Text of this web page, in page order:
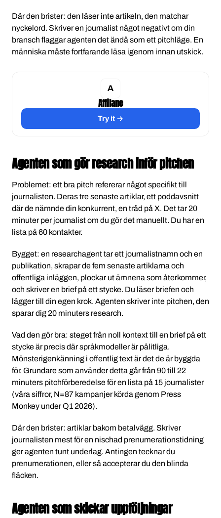
Där den brister: den läser inte artikeln, den matchar
nyckelord. Skriver en journalist något negativt om din
bransch flaggar agenten det ändå som ett pitchläge. En
människa måste fortfarande läsa igenom innan utskick.
Affilane
Try it →
Agenten som gör research inför pitchen
Problemet: ett bra pitch refererar något specifikt till
journalisten. Deras tre senaste artiklar, ett poddavsnitt
där de nämnde din konkurrent, en tråd på X. Det tar 20
minuter per journalist om du gör det manuellt. Du har en
lista på 60 kontakter.
Bygget: en researchagent tar ett journalistnamn och en
publikation, skrapar de fem senaste artiklarna och
offentliga inläggen, plockar ut ämnena som återkommer,
och skriver en brief på ett stycke. Du läser briefen och
lägger till din egen krok. Agenten skriver inte pitchen, den
sparar dig 20 minuters research.
Vad den gör bra: steget från noll kontext till en brief på ett
stycke är precis där språkmodeller är pålitliga.
Mönsterigenkänning i offentlig text är det de är byggda
för. Grundare som använder detta går från 90 till 22
minuters pitchförberedelse för en lista på 15 journalister
(våra siffror, N=87 kampanjer körda genom Press
Monkey under Q1 2026).
Där den brister: artiklar bakom betalvägg. Skriver
journalisten mest för en nischad prenumerationstidning
ger agenten tunt underlag. Antingen tecknar du
prenumerationen, eller så accepterar du den blinda
fläcken.
Agenten som skickar uppföljningar